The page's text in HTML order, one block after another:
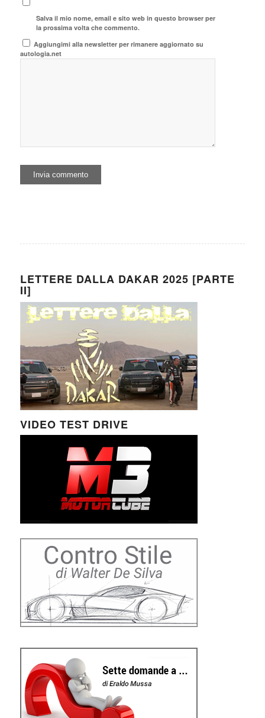
Salva il mio nome, email e sito web in questo browser per
la prossima volta che commento.
Aggiungimi alla newsletter per rimanere aggiornato su
autologia.net
LETTERE DALLA DAKAR 2025 [PARTE
II]
VIDEO TEST DRIVE